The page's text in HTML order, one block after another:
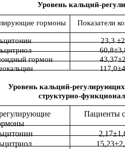
Уровень кальций-
гормоны Показатели
23,3
гормон
Уровень кальций-
структурно-
Пациенты